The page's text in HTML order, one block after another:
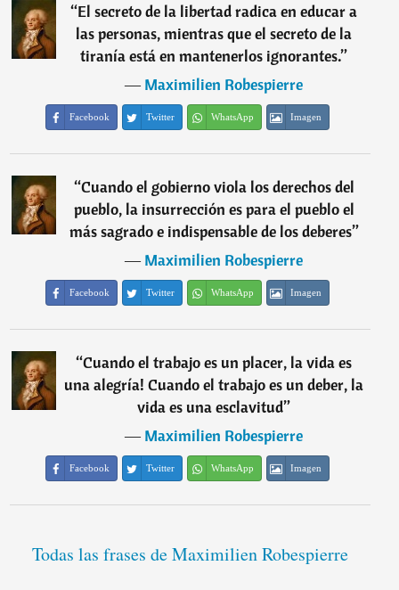
“El secreto de la libertad radica en educar a
las personas, mientras que el secreto de la
tiranía está en mantenerlos ignorantes.”
―Maximilien Robespierre
Facebook Twitter WhatsApp Imagen
“Cuando el gobierno viola los derechos del
pueblo, la insurrección es para el pueblo el
más sagrado e indispensable de los deberes”
―Maximilien Robespierre
Facebook Twitter WhatsApp Imagen
“Cuando el trabajo es un placer, la vida es
una alegría! Cuando el trabajo es un deber, la
vida es una esclavitud”
―Maximilien Robespierre
Facebook Twitter WhatsApp Imagen
Todas las frases de Maximilien Robespierre